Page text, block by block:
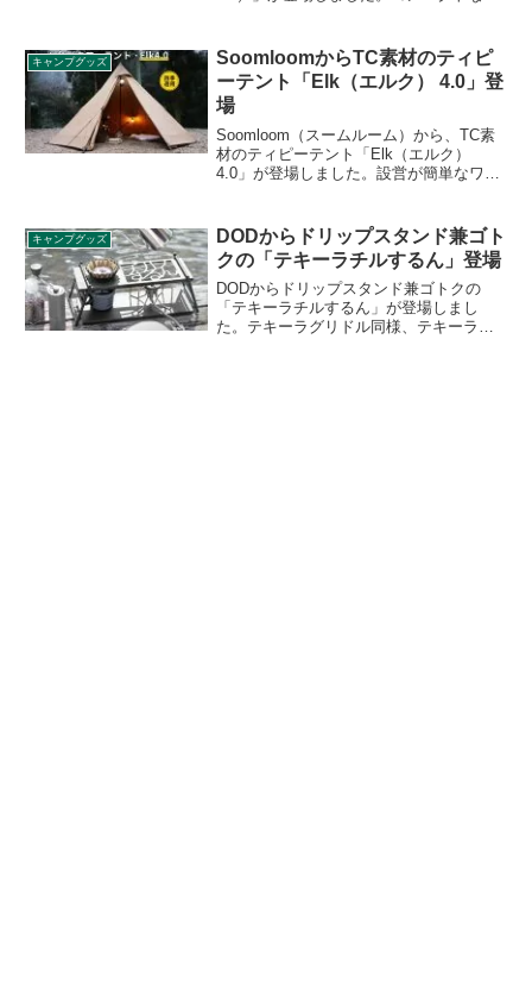
TC2ルームで、特殊軒構造のオリジナル
リアフォルムを採用しています。詳細を
レビューします。
キャンプグッズ
SoomloomからTC素材のティピ
ーテント「Elk（エルク） 4.0」登
場
Soomloom（スームルーム）から、TC素
材のティピーテント「Elk（エルク）
4.0」が登場しました。設営が簡単なワン
ます。詳細をレビューします。
キャンプグッズ
DODからドリップスタンド兼ゴト
クの「テキーラチルするん」登場
DODからドリップスタンド兼ゴトクの
「テキーラチルするん」が登場しまし
た。テキーラグリドル同様、テキーラシ